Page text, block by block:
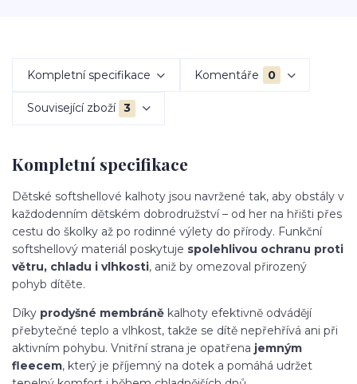
Kompletní specifikace Komentáře 0
Související zboží 3
Kompletní specifikace
Dětské softshellové kalhoty jsou navržené tak, aby obstály v
každodenním dětském dobrodružství – od her na hřišti přes
cestu do školky až po rodinné výlety do přírody. Funkční
softshellový materiál poskytuje spolehlivou ochranu proti
větru, chladu i vlhkosti, aniž by omezoval přirozený
pohyb dítěte.
Díky prodyšné membráně kalhoty efektivně odvádějí
přebytečné teplo a vlhkost, takže se dítě nepřehřívá ani při
aktivním pohybu. Vnitřní strana je opatřena jemným
fleecem, který je příjemný na dotek a pomáhá udržet